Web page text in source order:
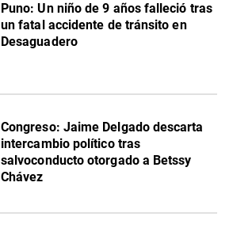
Puno: Un niño de 9 años falleció tras
un fatal accidente de tránsito en
Desaguadero
Congreso: Jaime Delgado descarta
intercambio político tras
salvoconducto otorgado a Betssy
Chávez